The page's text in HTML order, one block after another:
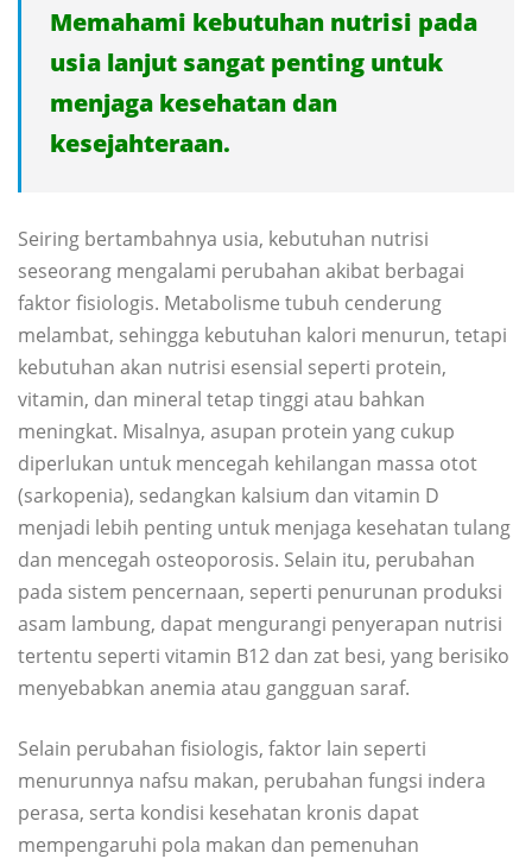
Memahami kebutuhan nutrisi pada
usia lanjut sangat penting untuk
menjaga kesehatan dan
kesejahteraan.
Seiring bertambahnya usia, kebutuhan nutrisi
seseorang mengalami perubahan akibat berbagai
faktor fisiologis. Metabolisme tubuh cenderung
melambat, sehingga kebutuhan kalori menurun, tetapi
kebutuhan akan nutrisi esensial seperti protein,
vitamin, dan mineral tetap tinggi atau bahkan
meningkat. Misalnya, asupan protein yang cukup
diperlukan untuk mencegah kehilangan massa otot
(sarkopenia), sedangkan kalsium dan vitamin D
menjadi lebih penting untuk menjaga kesehatan tulang
dan mencegah osteoporosis. Selain itu, perubahan
pada sistem pencernaan, seperti penurunan produksi
asam lambung, dapat mengurangi penyerapan nutrisi
tertentu seperti vitamin B12 dan zat besi, yang berisiko
menyebabkan anemia atau gangguan saraf.
Selain perubahan fisiologis, faktor lain seperti
menurunnya nafsu makan, perubahan fungsi indera
perasa, serta kondisi kesehatan kronis dapat
mempengaruhi pola makan dan pemenuhan